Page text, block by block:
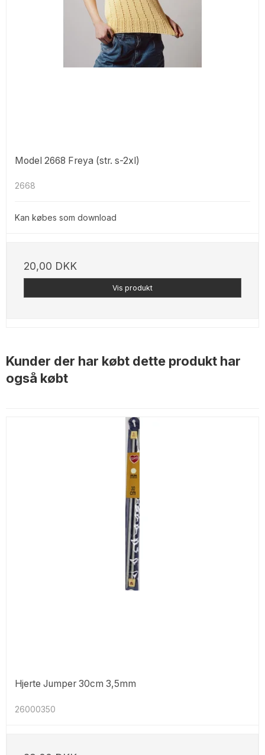
Model 2668 Freya (str. s-2xl)
2668
Kan købes som download
20,00 DKK
Vis produkt
Kunder der har købt dette produkt har
også købt
Hjerte Jumper 30cm 3,5mm
26000350